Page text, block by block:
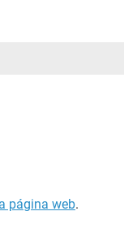
página web.